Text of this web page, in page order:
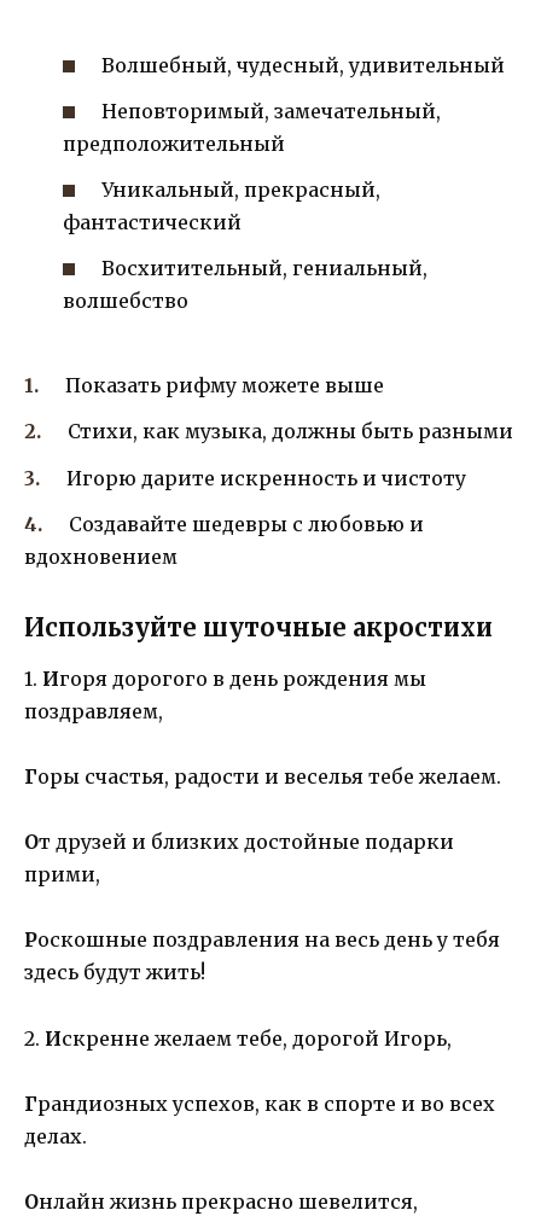
Волшебный, чудесный, удивительный
Неповторимый, замечательный,
предположительный
Уникальный, прекрасный,
фантастический
Восхитительный, гениальный,
волшебство
Показать рифму можете выше
Стихи, как музыка, должны быть разными
Игорю дарите искренность и чистоту
Создавайте шедевры с любовью и
вдохновением
Используйте шуточные акростихи
1. Игоря дорогого в день рождения мы
поздравляем,
Горы счастья, радости и веселья тебе желаем.
От друзей и близких достойные подарки
прими,
Роскошные поздравления на весь день у тебя
здесь будут жить!
2. Искренне желаем тебе, дорогой Игорь,
Грандиозных успехов, как в спорте и во всех
делах.
Онлайн жизнь прекрасно шевелится,